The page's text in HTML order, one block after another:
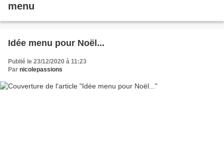
menu
Idée menu pour Noël...
Publié le 23/12/2020 à 11:23
Par nicolepassions